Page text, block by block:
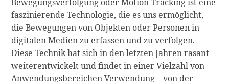
faszinierende Technologie, die es uns ermöglicht,
die Bewegungen von Objekten oder Personen in
digitalen Medien zu erfassen und zu verfolgen.
Diese Technik hat sich in den letzten Jahren rasant
weiterentwickelt und findet in einer Vielzahl von
Anwendungsbereichen Verwendung – von der